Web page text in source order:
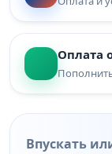
Оплата
Впускать